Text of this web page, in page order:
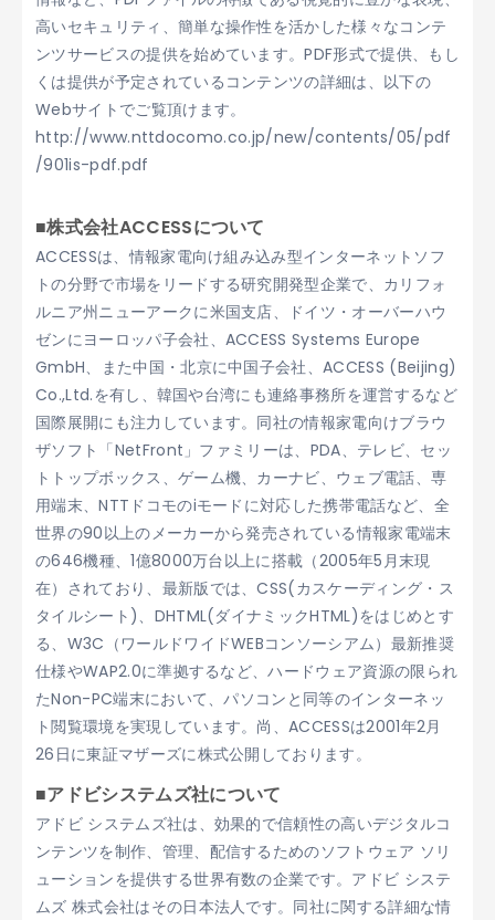
高いセキュリティ、簡単な操作性を活かした様々なコンテ
ンツサービスの提供を始めています。PDF形式で提供、もし
くは提供が予定されているコンテンツの詳細は、以下の
Webサイトでご覧頂けます。
http://www.nttdocomo.co.jp/new/contents/05/pdf
/901is-pdf.pdf
■株式会社ACCESSについて
ACCESSは、情報家電向け組み込み型インターネットソフ
トの分野で市場をリードする研究開発型企業で、カリフォ
ルニア州ニューアークに米国支店、ドイツ・オーバーハウ
ゼンにヨーロッパ子会社、ACCESS Systems Europe
GmbH、また中国・北京に中国子会社、ACCESS (Beijing)
Co.,Ltd.を有し、韓国や台湾にも連絡事務所を運営するなど
国際展開にも注力しています。同社の情報家電向けブラウ
ザソフト「NetFront」ファミリーは、PDA、テレビ、セッ
トトップボックス、ゲーム機、カーナビ、ウェブ電話、専
用端末、NTTドコモのiモードに対応した携帯電話など、全
世界の90以上のメーカーから発売されている情報家電端末
の646機種、1億8000万台以上に搭載（2005年5月末現
在）されており、最新版では、CSS(カスケーディング・ス
タイルシート)、DHTML(ダイナミックHTML)をはじめとす
る、W3C（ワールドワイドWEBコンソーシアム）最新推奨
仕様やWAP2.0に準拠するなど、ハードウェア資源の限られ
たNon-PC端末において、パソコンと同等のインターネッ
ト閲覧環境を実現しています。尚、ACCESSは2001年2月
26日に東証マザーズに株式公開しております。
■アドビシステムズ社について
アドビ システムズ社は、効果的で信頼性の高いデジタルコ
ンテンツを制作、管理、配信するためのソフトウェア ソリ
ューションを提供する世界有数の企業です。アドビ システ
ムズ 株式会社はその日本法人です。同社に関する詳細な情